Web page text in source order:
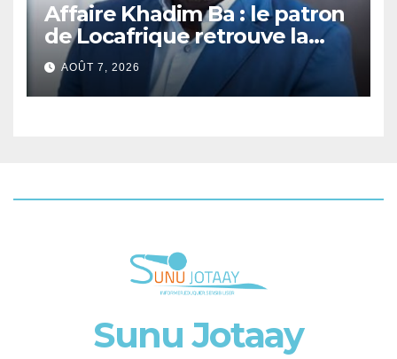
Affaire Khadim Ba : le patron
de Locafrique retrouve la
liberté.
AOÛT 7, 2026
Sunu Jotaay